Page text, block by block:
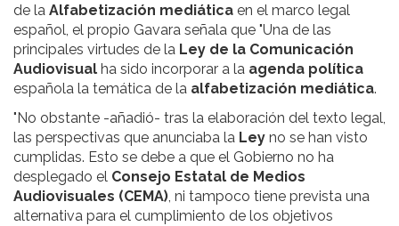
de la Alfabetización mediática en el marco legal
español, el propio Gavara señala que "Una de las
principales virtudes de la Ley de la Comunicación
Audiovisual ha sido incorporar a la agenda política
española la temática de la alfabetización mediática.
"No obstante -añadió- tras la elaboración del texto legal,
las perspectivas que anunciaba la Ley no se han visto
cumplidas. Esto se debe a que el Gobierno no ha
desplegado el Consejo Estatal de Medios
Audiovisuales (CEMA), ni tampoco tiene prevista una
alternativa para el cumplimiento de los objetivos